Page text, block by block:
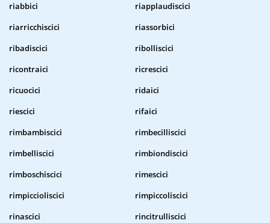
riabbici
riapplaudiscici
riarricchiscici
riassorbici
ribadiscici
ribolliscici
ricontraici
ricrescici
ricuocici
ridaici
riescici
rifaici
rimbambiscici
rimbecilliscici
rimbelliscici
rimbiondiscici
rimboschiscici
rimescici
rimpiccioliscici
rimpiccoliscici
rinascici
rincitrulliscici